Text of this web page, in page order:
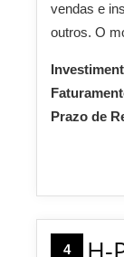
vendas e
outros. O
Prazo de
4